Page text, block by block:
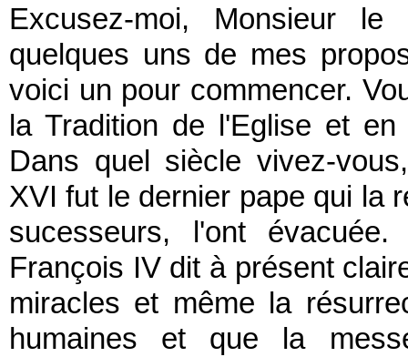
Excusez-moi, Monsieur
quelques uns de mes
voici un pour commencer.
la Tradition de l'Eglise et
Dans quel siècle vivez-
XVI fut le dernier pape qui la
sucesseurs, l'ont
François IV dit à présent
miracles et même la
humaines et que la